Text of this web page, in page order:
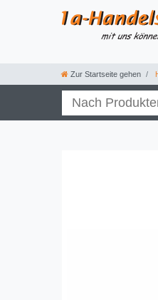
Zur Startseite gehen